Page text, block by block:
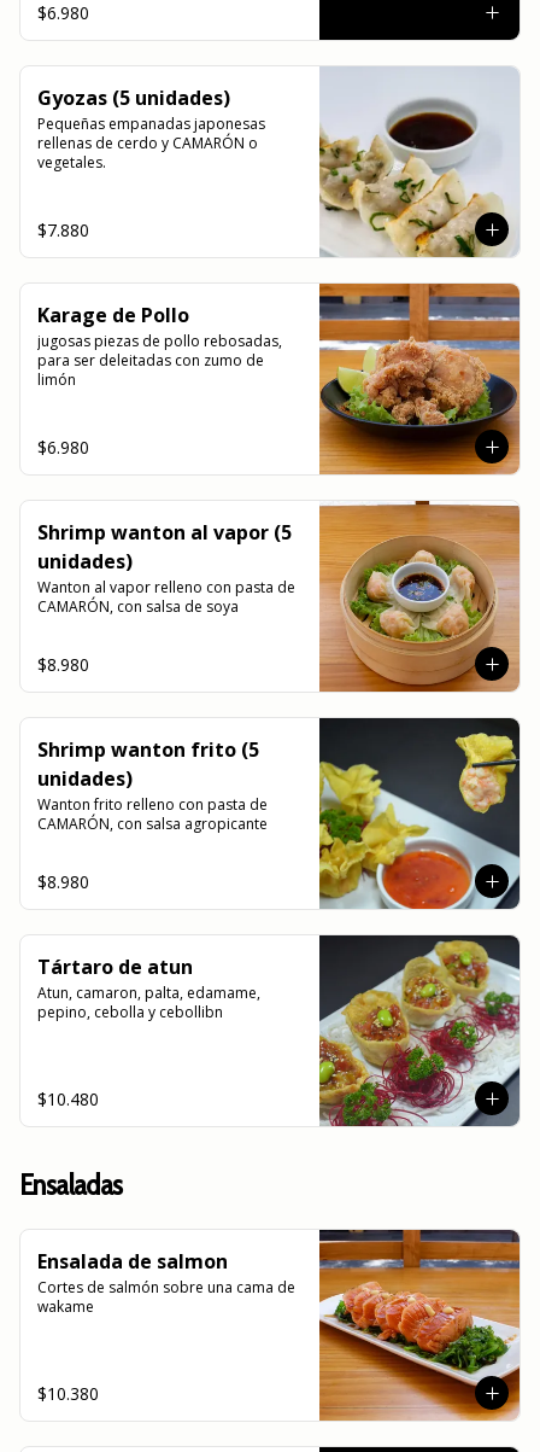
$6.980
Gyozas (5 unidades)
Pequeñas empanadas japonesas
rellenas de cerdo y CAMARÓN o
vegetales.
$7.880
Karage de Pollo
jugosas piezas de pollo rebosadas,
para ser deleitadas con zumo de
limón
$6.980
Shrimp wanton al vapor (5
unidades)
Wanton al vapor relleno con pasta de
CAMARÓN, con salsa de soya
$8.980
Shrimp wanton frito (5
unidades)
Wanton frito relleno con pasta de
CAMARÓN, con salsa agropicante
$8.980
Tártaro de atun
Atun, camaron, palta, edamame,
pepino, cebolla y cebollibn
$10.480
Ensaladas
Ensalada de salmon
Cortes de salmón sobre una cama de
wakame
$10.380